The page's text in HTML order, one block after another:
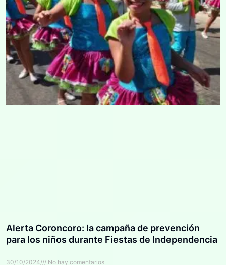
Alerta Coroncoro: la campaña de prevención
para los niños durante Fiestas de Independencia
30/10/2024 No hay comentarios